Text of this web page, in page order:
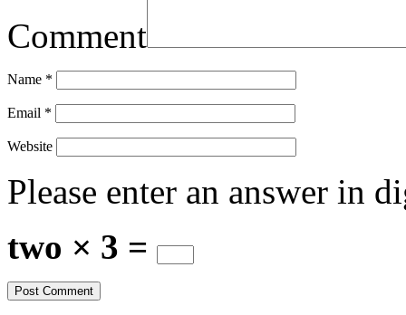
Comment
Name *
Email *
Website
Please enter an answer in
two × 3 =